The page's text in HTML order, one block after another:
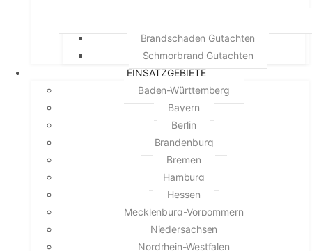
Brandschaden Gutachten
Schmorbrand Gutachten
EINSATZGEBIETE
Baden-Württemberg
Bayern
Berlin
Brandenburg
Bremen
Hamburg
Hessen
Mecklenburg-Vorpommern
Niedersachsen
Nordrhein-Westfalen